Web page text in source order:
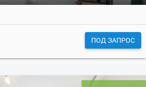
ПОД ЗАПРОС